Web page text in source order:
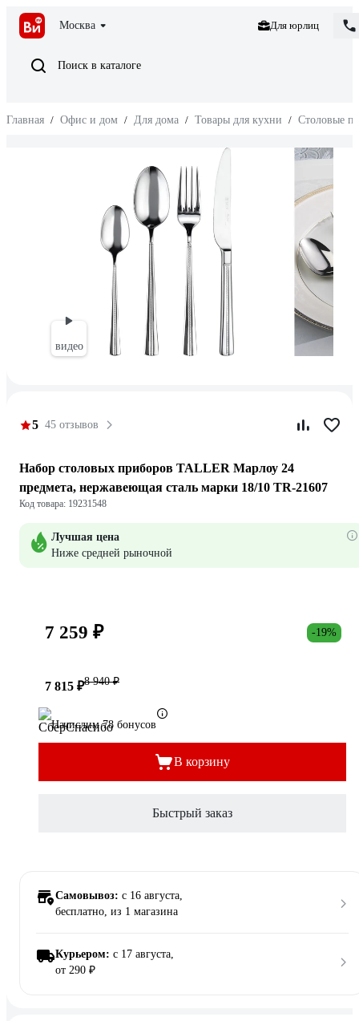
Москва Для юрлиц
Поиск в каталоге
Главная / Офис и дом / Для дома / Товары для кухни / Столовые
видео
5 45 отзывов
Набор столовых приборов TALLER Марлоу 24
предмета, нержавеющая сталь марки 18/10 TR-21607
Код товара: 19231548
Лучшая цена
Ниже средней рыночной
7 259 ₽ -19%
7 815 ₽8 940 ₽
Начислим 78 бонусов
В корзину
Быстрый заказ
Самовывоз: c 16 августа,
бесплатно, из 1 магазина
Курьером: c 17 августа,
от 290 ₽